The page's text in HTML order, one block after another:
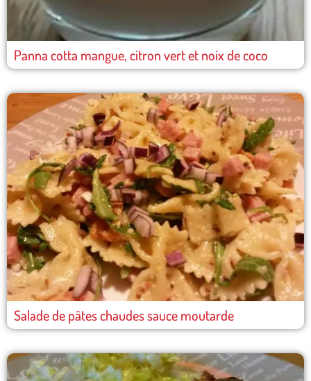
Panna cotta mangue, citron vert et noix de coco
Salade de pâtes chaudes sauce moutarde